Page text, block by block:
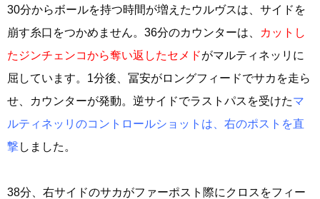
30分からボールを持つ時間が増えたウルヴスは、サイドを
崩す糸口をつかめません。36分のカウンターは、
カットし
たジンチェンコから奪い返したセメドがマルティネッリに
屈しています。1分後、冨安がロングフィードでサカを走ら
せ、カウンターが発動。逆サイドでラストパスを受けたマ
ルティネッリのコントロールショットは、右のポストを直
撃しました。
38分、右サイドのサカがファーポスト際にクロスをフィー